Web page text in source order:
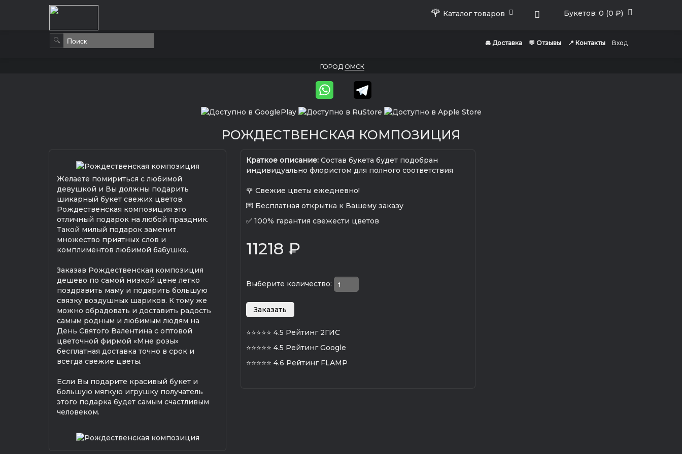
Букетов: 0 (0 ₽)
🌹 Каталог товаров
🚘 Доставка 💬 Отзывы 📍 Контакты Вход
🔍
ГОРОД ОМСК
РОЖДЕСТВЕНСКАЯ КОМПОЗИЦИЯ
Желаете помириться с любимой
девушкой и Вы должны подарить
шикарный букет свежих цветов.
Рождественская композиция это
отличный подарок на любой праздник.
Такой милый подарок заменит
множество приятных слов и
комплиментов любимой бабушке.
Заказав Рождественская композиция
дешево по самой низкой цене легко
поздравить маму и подарить большую
связку воздушных шариков. К тому же
можно обрадовать и доставить радость
самым родным и любимым людям на
День Святого Валентина с оптовой
цветочной фирмой «Мне розы»
бесплатная доставка точно в срок и
всегда свежие цветы.
Если Вы подарите красивый букет и
большую мягкую игрушку получатель
этого подарка будет самым счастливым
человеком.
Краткое описание:Состав букета будет подобран
индивидуально флористом для полного соответствия
🌹 Свежие цветы ежедневно!
💌 Бесплатная открытка к Вашему заказу
✅ 100% гарантия свежести цветов
11218 ₽
Выберите количество:
⭐⭐⭐⭐⭐ 4.5 Рейтинг 2ГИС
⭐⭐⭐⭐⭐ 4.5 Рейтинг Google
⭐⭐⭐⭐⭐ 4.6 Рейтинг FLAMP